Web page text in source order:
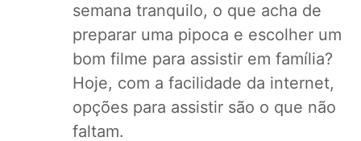
semana tranquilo, o que acha de
preparar uma pipoca e escolher um
bom filme para assistir em família?
Hoje, com a facilidade da internet,
opções para assistir são o que não
faltam.